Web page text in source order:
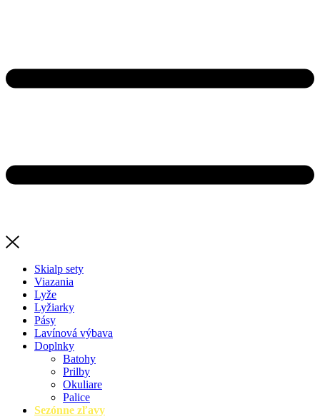
Skialp sety
Viazania
Lyže
Lyžiarky
Pásy
Lavínová výbava
Doplnky
Batohy
Prilby
Okuliare
Palice
Sezónne zľavy